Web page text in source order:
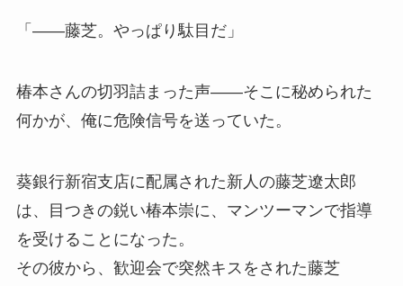
「――藤芝。やっぱり駄目だ」
椿本さんの切羽詰まった声――そこに秘められた
何かが、俺に危険信号を送っていた。
葵銀行新宿支店に配属された新人の藤芝遼太郎
は、目つきの鋭い椿本崇に、マンツーマンで指導
を受けることになった。
その彼から、歓迎会で突然キスをされた藤芝